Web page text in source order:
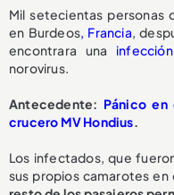
Mil setecientas personas
en Burdeos, Francia,
encontrara una infección
norovirus.
Antecedente: Pánico
crucero MV Hondius.
Los infectados, que
sus propios camarotes